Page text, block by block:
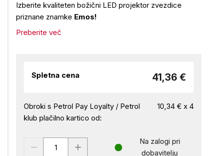
Izberite kvaliteten božični LED projektor zvezdice
priznane znamke Emos!
Preberite več
Spletna cena 41,36 €
Obroki s Petrol Pay Loyalty / Petrol
klub plačilno kartico od:
10,34 € x 4
Na zalogi pri
dobavitelju